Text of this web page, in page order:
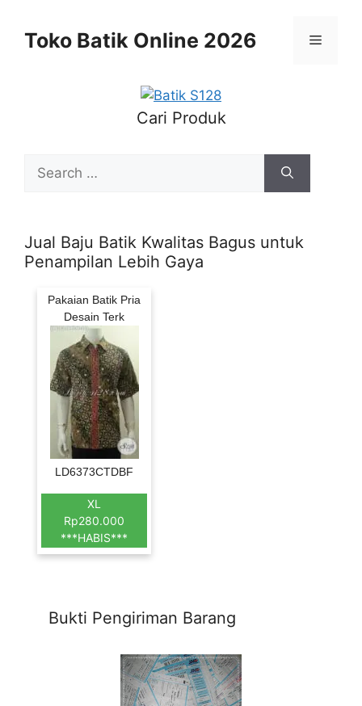
contentToko Batik Online 2026 Menu
Cari Produk
for:
Jual Baju Batik Kwalitas Bagus untuk
Penampilan Lebih Gaya
Pakaian Batik Pria
Desain Terk
LD6373CTDBF
XL
Rp280.000
***HABIS***
Bukti Pengiriman Barang